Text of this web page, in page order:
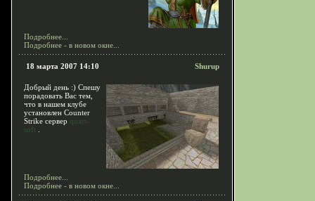
Подробнее...
Подробнее - в новом окне...
18 марта 2007 14:10 Shurup
Добрый день :) Спешу
порадовать Вас тем,
что в нашем клубе
установлен Counter
Strike сервер quart-
soft
Подробнее...
Подробнее - в новом окне...